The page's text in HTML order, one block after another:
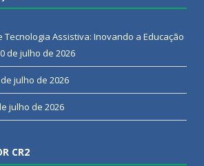
Tecnologia Assistiva: Inovando a Educação
de julho de 2026
julho de 2026
julho de 2026
CR2